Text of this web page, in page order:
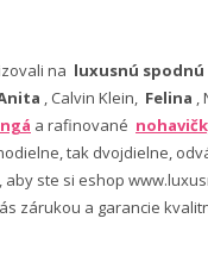
na luxusnú
, Calvin Klein, Felina ,
a rafinované
tak dvojdielne,
ste si eshop
zárukou a garancie